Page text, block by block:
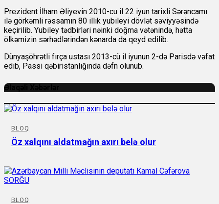
Prezident İlham Əliyevin 2010-cu il 22 iyun tarixli Sərəncamı
ilə görkəmli rəssamın 80 illik yubileyi dövlət səviyyəsində
keçirilib. Yubiley tədbirləri nəinki doğma vətənində, hətta
ölkəmizin sərhədlərindən kənarda da qeyd edilib.
Dünyaşöhrətli fırça ustası 2013-cü il iyunun 2-də Parisdə vəfat
edib, Passi qəbiristanlığında dəfn olunub.
Əlaqəli Xəbərlər
BLOQ
Öz xalqını aldatmağın axırı belə olur
BLOQ